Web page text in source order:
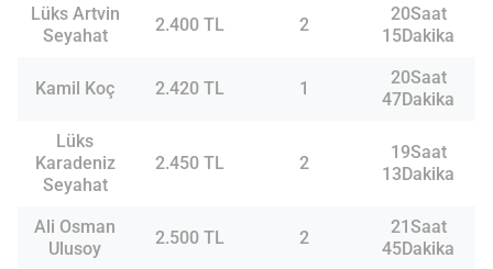
Lüks Artvin
Seyahat
2.400 TL 2
20Saat
15Dakika
Kamil Koç 2.420 TL 1
20Saat
47Dakika
Lüks
Karadeniz
Seyahat
2.450 TL 2
19Saat
13Dakika
Ali Osman
Ulusoy
2.500 TL 2
21Saat
45Dakika